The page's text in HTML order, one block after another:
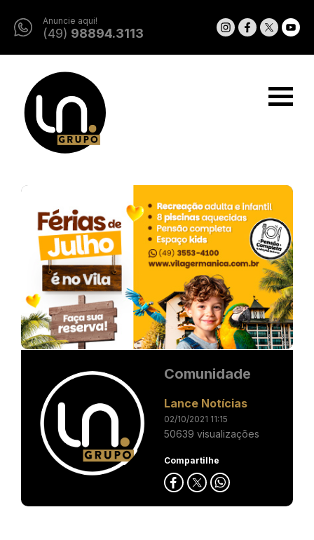
Anuncie aqui!
(49) 98894.3113
Comunidade
Lance Notícias
02/10/2021 11:15
50639 visualizações
Compartilhe